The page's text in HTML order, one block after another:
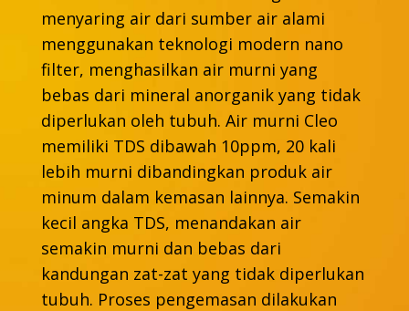
menyaring air dari sumber air alami
menggunakan teknologi modern nano
filter, menghasilkan air murni yang
bebas dari mineral anorganik yang tidak
diperlukan oleh tubuh. Air murni Cleo
memiliki TDS dibawah 10ppm, 20 kali
lebih murni dibandingkan produk air
minum dalam kemasan lainnya. Semakin
kecil angka TDS, menandakan air
semakin murni dan bebas dari
kandungan zat-zat yang tidak diperlukan
tubuh. Proses pengemasan dilakukan